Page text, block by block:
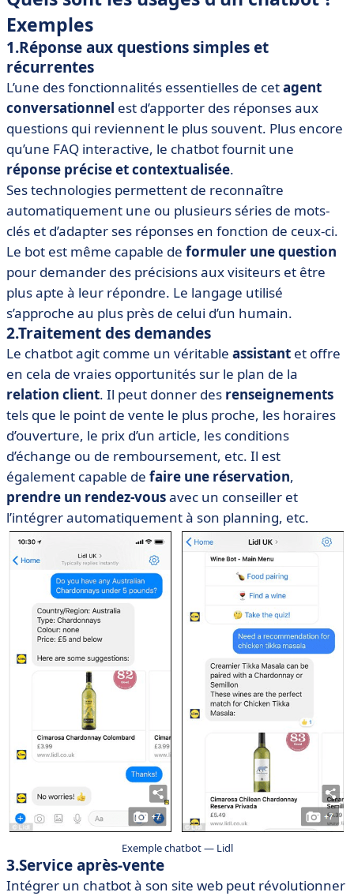
Exemples
1.Réponse aux questions simples et
récurrentes
L’une des fonctionnalités essentielles de cetagent
conversationnel est d’apporter des réponses aux
questions qui reviennent le plus souvent. Plus encore
qu’une FAQ interactive, le chatbot fournit une
réponse précise et contextualisée.
Ses technologies permettent de reconnaître
automatiquement une ou plusieurs séries de mots-
clés et d’adapter ses réponses en fonction de ceux-ci.
Le bot est même capable de formuler une question
pour demander des précisions aux visiteurs et être
plus apte à leur répondre. Le langage utilisé
s’approche au plus près de celui d’un humain.
2.Traitement des demandes
Le chatbot agit comme un véritable assistant et offre
en cela de vraies opportunités sur le plan de la
relation client. Il peut donner des renseignements
tels que le point de vente le plus proche, les horaires
d’ouverture, le prix d’un article, les conditions
d’échange ou de remboursement, etc. Il est
également capable de faire une réservation,
prendre un rendez-vousavec un conseiller et
l’intégrer automatiquement à son planning, etc.
Exemple chatbot — Lidl
3.Service après-vente
Intégrer un chatbot à son site web peut révolutionner